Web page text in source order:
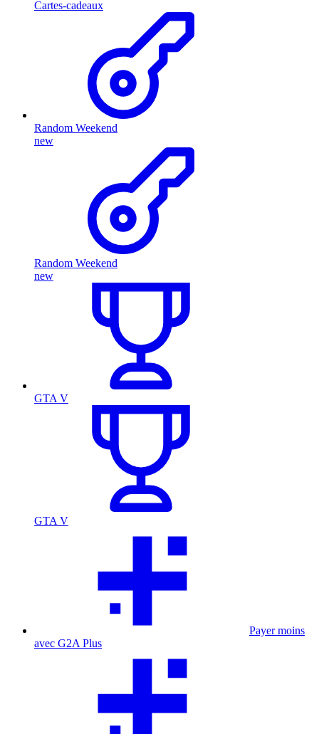
Cartes-cadeaux
Random Weekend
new
Random Weekend
new
GTA V
GTA V
Payer moins
avec G2A Plus